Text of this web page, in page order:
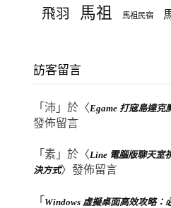
飛羽 馬祖 馬祖民宿
訪客留言
「 沛 」於〈Egame 打寇島達克
發佈留言
「 素 」於〈Line 電腦版聊天室
決方式〉發佈留言
「 Windows 虛擬桌面高效攻略：